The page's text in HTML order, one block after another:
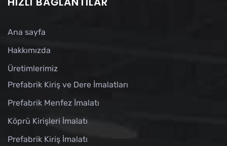
Ana sayfa
Hakkımızda
Üretimlerimiz
Prefabrik Kiriş ve Dere İmalatları
Prefabrik Menfez İmalatı
Köprü Kirişleri İmalatı
Prefabrik Kiriş İmalatı